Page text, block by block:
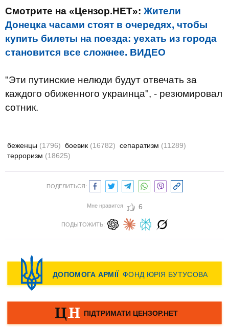
Смотрите на «Цензор.НЕТ»: Жители
Донецка часами стоят в очередях, чтобы
купить билеты на поезда: уехать из города
становится все сложнее. ВИДЕО
"Эти путинские нелюди будут отвечать за
каждого обиженного украинца", - резюмировал
сотник.
беженцы (1796) боевик (16782) сепаратизм (11289)
терроризм (18625)
ПОДЕЛИТЬСЯ:
Мне нравится 6
ПОДЫТОЖИТЬ: